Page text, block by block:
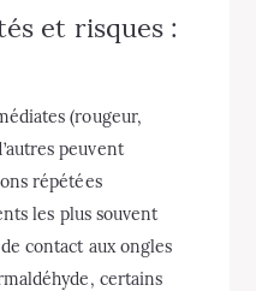
et risques :
(rougeur,
peuvent
répétées
les plus souvent
contact aux ongles
certains